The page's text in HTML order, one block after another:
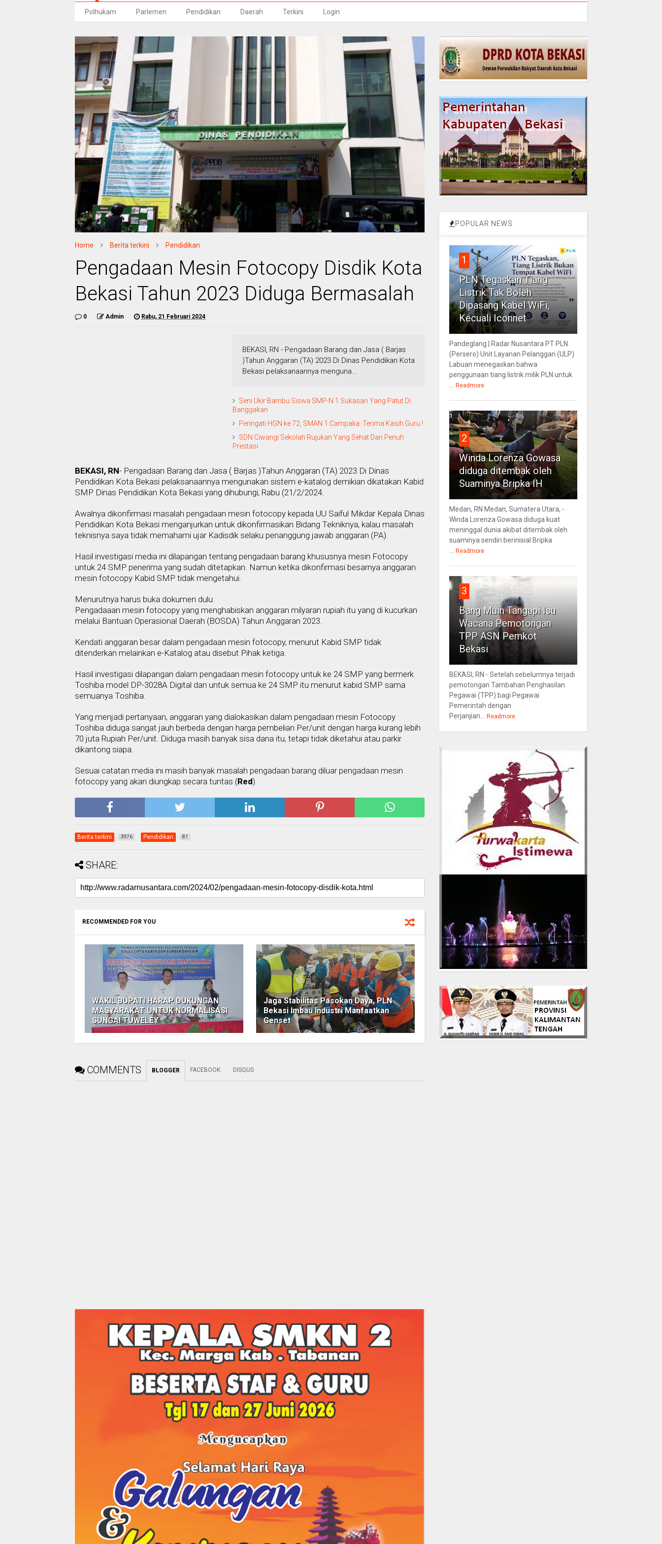
Polhukam Parlemen Pendidikan Daerah Terkini Login
Home Berita terkini Pendidikan
Pengadaan Mesin Fotocopy Disdik Kota
Bekasi Tahun 2023 Diduga Bermasalah
0 Admin Rabu, 21 Februari 2024
BEKASI, RN - Pengadaan Barang dan Jasa ( Barjas
)Tahun Anggaran (TA) 2023 Di Dinas Pendidikan Kota
Bekasi pelaksanaannya menguna...
Seni Ukir Bambu Siswa SMP-N 1 Sukasari Yang Patut Di
Banggakan
Peringati HGN ke 72, SMAN 1 Campaka: Terima Kasih Guru !
SDN Ciwangi Sekolah Rujukan Yang Sehat Dan Penuh
Prestasi
BEKASI, RN- Pengadaan Barang dan Jasa ( Barjas )Tahun Anggaran (TA) 2023 Di Dinas
Pendidikan Kota Bekasi pelaksanaannya mengunakan sistem e-katalog demikian dikatakan Kabid
SMP Dinas Pendidikan Kota Bekasi yang dihubungi, Rabu (21/2/2024.
Awalnya dikonfirmasi masalah pengadaan mesin fotocopy kepada UU Saiful Mikdar Kepala Dinas
Pendidikan Kota Bekasi menganjurkan untuk dikonfirmasikan Bidang Tekniknya, kalau masalah
teknisnya saya tidak memahami ujar Kadisdik selaku penanggung jawab anggaran (PA).
Hasil investigasi media ini dilapangan tentang pengadaan barang khususnya mesin Fotocopy
untuk 24 SMP penerima yang sudah ditetapkan. Namun ketika dikonfirmasi besarnya anggaran
mesin fotocopy Kabid SMP tidak mengetahui.
Menurutnya harus buka dokumen dulu.
Pengadaaan mesin fotocopy yang menghabiskan anggaran milyaran rupiah itu yang di kucurkan
melalui Bantuan Operasional Daerah (BOSDA) Tahun Anggaran 2023.
Kendati anggaran besar dalam pengadaan mesin fotocopy, menurut Kabid SMP tidak
ditenderkan melainkan e-Katalog atau disebut Pihak ketiga.
Hasil investigasi dilapangan dalam pengadaan mesin fotocopy untuk ke 24 SMP yang bermerk
Toshiba model DP-3028A Digital dan untuk semua ke 24 SMP itu menurut kabid SMP sama
semuanya Toshiba.
Yang menjadi pertanyaan, anggaran yang dialokasikan dalam pengadaan mesin Fotocopy
Toshiba diduga sangat jauh berbeda dengan harga pembelian Per/unit dengan harga kurang lebih
70 juta Rupiah Per/unit. Diduga masih banyak sisa dana itu, tetapi tidak diketahui atau parkir
dikantong siapa.
Sesuai catatan media ini masih banyak masalah pengadaan barang diluar pengadaan mesin
fotocopy yang akan diungkap secara tuntas.(Red).
Berita terkini 3976 Pendidikan 81
SHARE:
RECOMMENDED FOR YOU
WAKIL BUPATI HARAP DUKUNGAN
MASYARAKAT UNTUK NORMALISASI
SUNGAI TUWELEY
Jaga Stabilitas Pasokan Daya, PLN
Bekasi Imbau Industri Manfaatkan
Genset
COMMENTS BLOGGER FACEBOOK: DISQUS
POPULAR NEWS
1
PLN Tegaskan Tiang
Listrik Tak Boleh
Dipasang Kabel WiFi,
Kecuali Iconnet
Pandeglang | Radar Nusantara PT PLN
(Persero) Unit Layanan Pelanggan (ULP)
Labuan menegaskan bahwa
penggunaan tiang listrik milik PLN untuk
Readmore
2
Winda Lorenza Gowasa
diduga ditembak oleh
Suaminya Bripka IH
Medan, RN Medan, Sumatera Utara, -
Winda Lorenza Gowasa diduga kuat
meninggal dunia akibat ditembak oleh
suaminya sendiri berinisial Bripka
Readmore
3
Bang Muin Tangapi Isu
Wacana Pemotongan
TPP ASN Pemkot
Bekasi
BEKASI, RN - Setelah sebelumnya terjadi
pemotongan Tambahan Penghasilan
Pegawai (TPP) bagi Pegawai
Pemerintah dengan
Perjanjian...
Readmore